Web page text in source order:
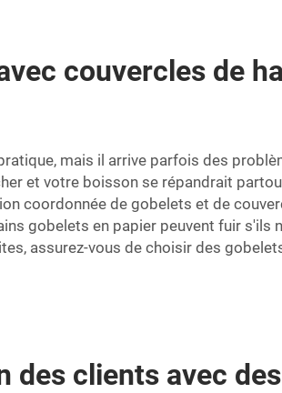
couvercles de
mais il arrive parfois des
et votre boisson se répandrait
coordonnée de gobelets et de
gobelets en papier peuvent fuir s'ils
assurez-vous de choisir des
clients avec